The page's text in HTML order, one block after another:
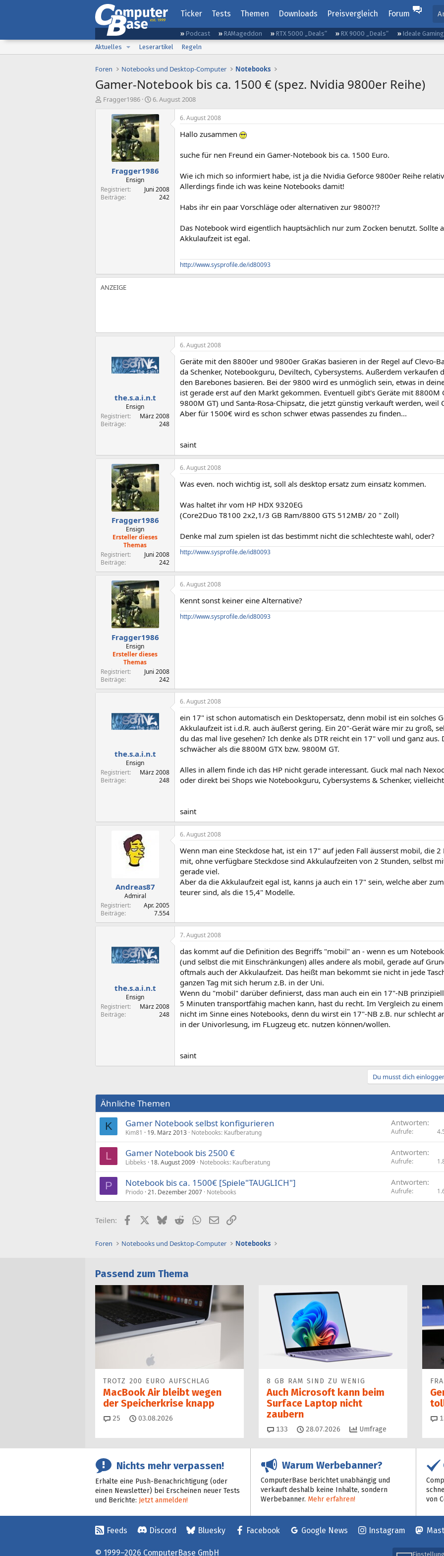
Ticker Tests Themen Downloads Preisvergleich Forum
Podcast RAMageddon RTX 5000 „Deals“ RX 9000 „Deals“ Ideale
Aktuelles
Leserartikel Regeln
Foren Notebooks und Desktop-Computer Notebooks
Gamer-Notebook bis ca. 1500 € (spez. Nvidia 9800er Reihe)
E
Fragger1986
E
s
t
e
l
l
t
a
6. August 2008
Fragger1986
Ensign
Registriert
Juni 2008
Beiträge
242
6. August 2008
Hallo zusammen
suche für nen Freund ein Gamer-Notebook bis ca. 1500 Euro.
Wie ich mich so informiert habe, ist ja die Nvidia Geforce 9800er Reihe
Allerdings finde ich was keine Notebooks damit!
Habs ihr ein paar Vorschläge oder alternativen zur 9800?!?
Das Notebook wird eigentlich hauptsächlich nur zum Zocken benutzt. Sollte
Akkulaufzeit ist egal.
http://www.sysprofile.de/id80093
the.s.a.i.n.t
Ensign
Registriert
März 2008
Beiträge
248
6. August 2008
Geräte mit den 8800er und 9800er GraKas basieren in der Regel auf Clevo-
da Schenker, Notebookguru, Deviltech, Cybersystems. Außerdem verkaufen
den Barebones basieren. Bei der 9800 wird es unmöglich sein, etwas in
ist gerade erst auf den Markt gekommen. Eventuell gibt's Geräte mit 8800M
9800M GT) und Santa-Rosa-Chipsatz, die jetzt günstig verkauft werden,
Aber für 1500€ wird es schon schwer etwas passendes zu finden...
saint
Fragger1986
Ensign
Ersteller dieses
Themas
Registriert
Juni 2008
Beiträge
242
6. August 2008
Was even. noch wichtig ist, soll als desktop ersatz zum einsatz kommen.
Was haltet ihr vom HP HDX 9320EG
(Core2Duo T8100 2x2,1/3 GB Ram/8800 GTS 512MB/ 20 " Zoll)
Denke mal zum spielen ist das bestimmt nicht die schlechteste wahl, oder?
http://www.sysprofile.de/id80093
Fragger1986
Ensign
Ersteller dieses
Themas
Registriert
Juni 2008
Beiträge
242
6. August 2008
Kennt sonst keiner eine Alternative?
http://www.sysprofile.de/id80093
the.s.a.i.n.t
Ensign
Registriert
März 2008
Beiträge
248
6. August 2008
ein 17" ist schon automatisch ein Desktopersatz, denn mobil ist ein solches
Akkulaufzeit ist i.d.R. auch äußerst gering. Ein 20"-Gerät wäre mir zu groß,
du das mal live gesehen? Ich denke als DTR reicht ein 17" voll und ganz
schwächer als die 8800M GTX bzw. 9800M GT.
Alles in allem finde ich das HP nicht gerade interessant. Guck mal nach
oder direkt bei Shops wie Notebookguru, Cybersystems & Schenker,
saint
Andreas87
Admiral
Registriert
Apr. 2005
Beiträge
7.554
6. August 2008
Wenn man eine Steckdose hat, ist ein 17" auf jeden Fall äusserst mobil, die
mit, ohne verfügbare Steckdose sind Akkulaufzeiten von 2 Stunden, selbst
gerade viel.
Aber da die Akkulaufzeit egal ist, kanns ja auch ein 17" sein, welche aber
teurer sind, als die 15,4" Modelle.
the.s.a.i.n.t
Ensign
Registriert
März 2008
Beiträge
248
7. August 2008
das kommt auf die Definition des Begriffs "mobil" an - wenn es um
(und selbst die mit Einschränkungen) alles andere als mobil, gerade auf
oftmals auch der Akkulaufzeit. Das heißt man bekommt sie nicht in jede
ganzen Tag mit sich herum z.B. in der Uni.
Wenn du "mobil" darüber definierst, dass man auch ein ein 17"-NB
5 Minuten transportfähig machen kann, hast du recht. Im Vergleich zu
nicht im Sinne eines Notebooks, denn du wirst ein 17"-NB z.B. nur schlecht
in der Univorlesung, im FLugzeug etc. nutzen können/wollen.
saint
Du musst dich
Ähnliche Themen
K Gamer Notebook selbst konfigurieren
Kim81 19. März 2013 Notebooks: Kaufberatung
Antworten
Aufrufe
L Gamer Notebook bis 2500 €
Libbeks 18. August 2009 Notebooks: Kaufberatung
Antworten
Aufrufe
P Notebook bis ca. 1500€ [Spiele"TAUGLICH"]
Priodo 21. Dezember 2007 Notebooks
Antworten
Aufrufe
Teilen: FacebookX (Twitter)
BlueskyRedditWhatsApp
E-MailLink
Foren Notebooks und Desktop-Computer Notebooks
Passend zum Thema
TROTZ 200 EURO AUFSCHLAG
MacBook Air bleibt wegen
der Speicherkrise knapp
25 Kommentare
03.08.2026
8 GB RAM SIND ZU WENIG
Auch Microsoft kann beim
Surface Laptop nicht
zaubern
133 Kommentare
28.07.2026 Umfrage
Nichts mehr verpassen!
Erhalte eine Push-Benachrichtigung (oder
einen Newsletter) bei Erscheinen neuer Tests
und Berichte: Jetzt anmelden!
Warum Werbebanner?
ComputerBase berichtet unabhängig und
verkauft deshalb keine Inhalte, sondern
Werbebanner. Mehr erfahren!
von
Feeds Discord Bluesky Facebook Google News Instagram
© 1999–2026 ComputerBase GmbH